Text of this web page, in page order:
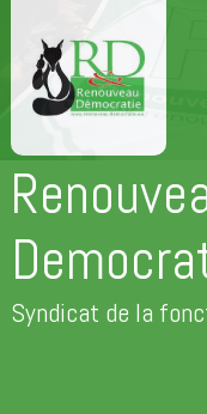
contenu
principal
Syndicat de la